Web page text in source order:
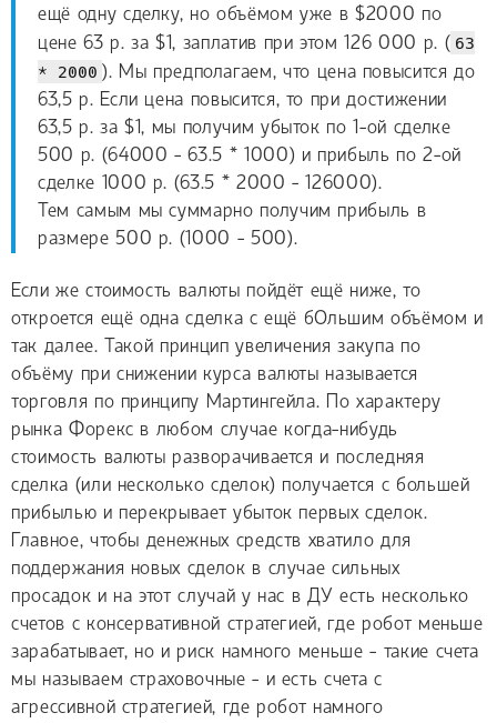
ещё одну сделку, но объёмом уже в $2000 по
цене 63 р. за $1, заплатив при этом 126 000 р. ( 63
* 2000 ). Мы предполагаем, что цена повысится до
63,5 р. Если цена повысится, то при достижении
63,5 р. за $1, мы получим убыток по 1-ой сделке
500 р. (64000 - 63.5 * 1000) и прибыль по 2-ой
сделке 1000 р. (63.5 * 2000 - 126000).
Тем самым мы суммарно получим прибыль в
размере 500 р. (1000 - 500).
Если же стоимость валюты пойдёт ещё ниже, то
откроется ещё одна сделка с ещё бОльшим объёмом и
так далее. Такой принцип увеличения закупа по
объёму при снижении курса валюты называется
торговля по принципу Мартингейла. По характеру
рынка Форекс в любом случае когда-нибудь
стоимость валюты разворачивается и последняя
сделка (или несколько сделок) получается с большей
прибылью и перекрывает убыток первых сделок.
Главное, чтобы денежных средств хватило для
поддержания новых сделок в случае сильных
просадок и на этот случай у нас в ДУ есть несколько
счетов с консервативной стратегией, где робот меньше
зарабатывает, но и риск намного меньше - такие счета
мы называем страховочные - и есть счета с
агрессивной стратегией, где робот намного